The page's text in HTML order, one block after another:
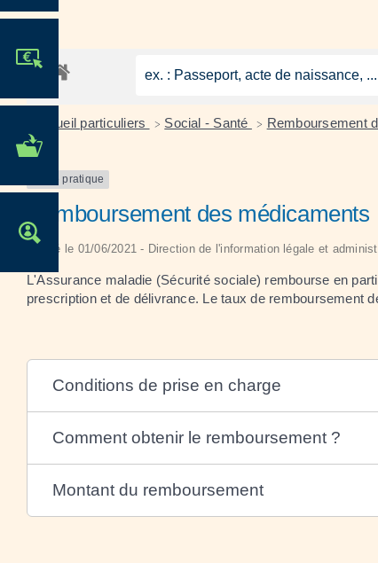
MES DÉMARCHES
Accueil particuliers > Social - Santé > Remboursement
Fiche pratique
Remboursement des médicaments
Vérifié le 01/06/2021 - Direction de l'information légale et
L'Assurance maladie (Sécurité sociale) rembourse en
prescription et de délivrance. Le taux de remboursement
Conditions de prise en charge
Comment obtenir le remboursement ?
Montant du remboursement